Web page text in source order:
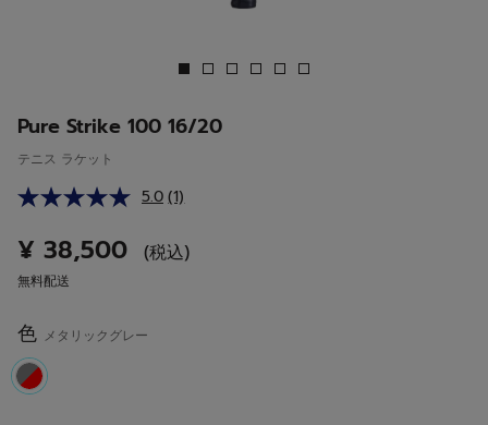
Pure Strike 100 16/20
テニス ラケット
5.0 レ
ュ
ー
(1)
¥ 38,500 (税込)
無料配送
色 メタリックグレー
selected